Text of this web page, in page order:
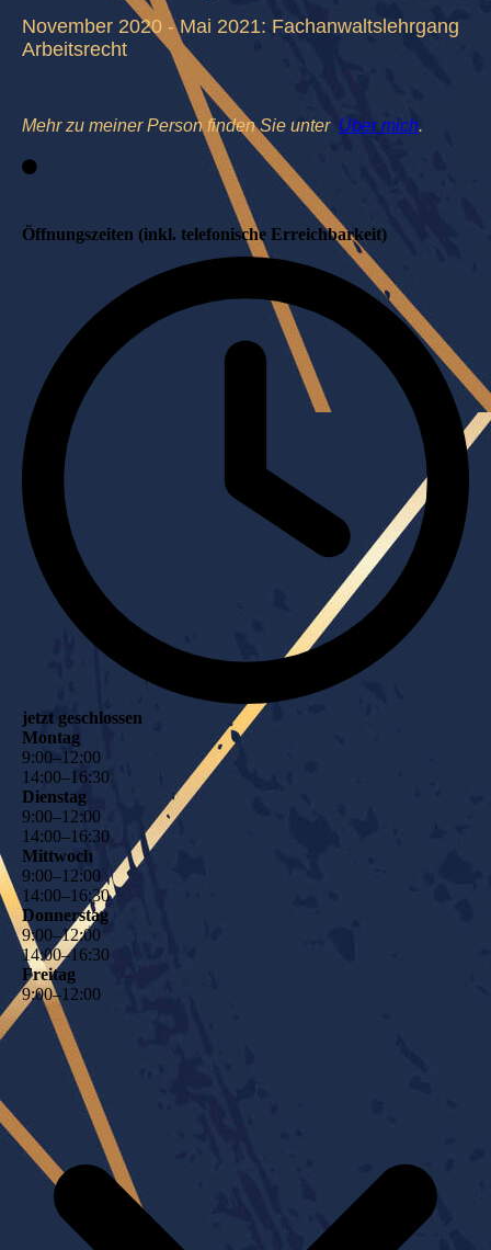
November 2020 - Mai 2021: Fachanwaltslehrgang
Arbeitsrecht
Mehr zu meiner Person finden Sie unter Über mich.
Öffnungszeiten (inkl. telefonische Erreichbarkeit)
jetzt geschlossen
Montag
9:00–12:00
14:00–16:30
Dienstag
9:00–12:00
14:00–16:30
Mittwoch
9:00–12:00
14:00–16:30
Donnerstag
9:00–12:00
14:00–16:30
Freitag
9:00–12:00